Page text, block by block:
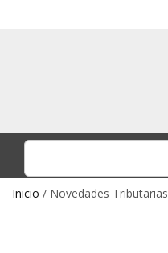
Inicio / Novedades Tributarias